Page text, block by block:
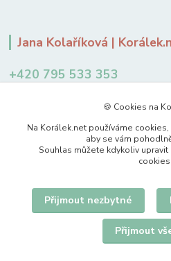
Jana Kolaříková |
+420 795 533 353
jkolarikova@koralek.net
Upravit sběr
🍪 Cookies na
Na Korálek.net používáme
aby se vám
Souhlas můžete kdykoliv
cookies.
Přijmout nezbytné
Přijmout